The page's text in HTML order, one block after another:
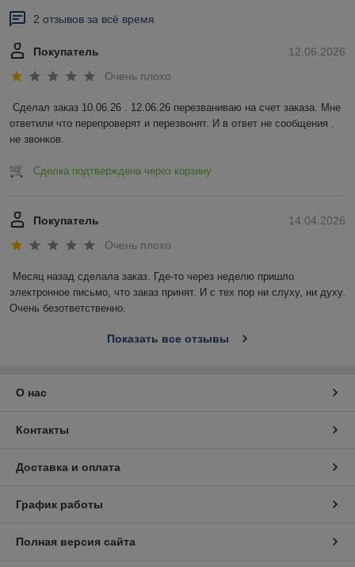
2 отзывов за всё время
12.06.2026
Покупатель
Очень плохо
Сделал заказ 10.06.26 . 12.06.26 перезваниваю на счет заказа. Мне
ответили что перепроверят и перезвонят. И в ответ не сообщения .
не звонков.
Сделка подтверждена через корзину
14.04.2026
Покупатель
Очень плохо
Месяц назад сделала заказ. Где-то через неделю пришло
электронное письмо, что заказ принят. И с тех пор ни слуху, ни духу.
Очень безответственно.
Показать все отзывы
О нас
Контакты
Доставка и оплата
График работы
Полная версия сайта